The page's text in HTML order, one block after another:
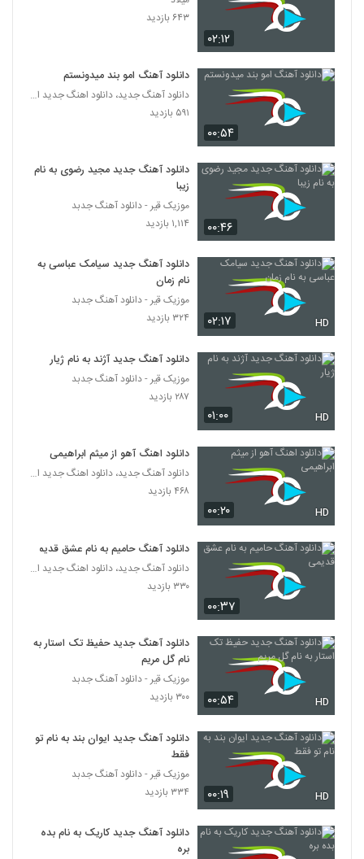
دانلود آهنگ خاتون از امیر موجودی
Shahryar Malek To Age Jam Bodi
آهنگ قایم موشک از شمیم(پاپ)
آهنگ شهرام ستاری بنام ممنونتم
دانلود آهنگ عشق تو از شهرام ستاری
2166
۲۹۷ بازدید
2167
شهرام نیک یار آهنگ تا همیشه (ورژن جدید)
۳۳۱ بازدید
Shahram Mirjalali Shegefta
2169
دانلود آهنگ شهرام معصومیان هنوزم عاشقم
Shahrad Begoo To Ham Mesle Mani
۲۶۵ بازدید
Shahrad Eshghe Paeizi
2172
Khaterat)
۲۶۰ بازدید
2173
دانلود آهنگ شهراد سیستان دلداده
۲۵۷ بازدید
شهرام بهزادپور آهنگ قرعه خوشبختی
۰۲:۱۲
۶۴۳ بازدید
۰۰:۵۴
دانلود آهنگ امو بند میدونستم
دانلود آهنگ جدید، دانلود اهنگ جدید ایرانی
۵۹۱ بازدید
۰۰:۴۶
دانلود آهنگ جدید مجید رضوی به نام
زیبا
موزیک قیر - دانلود آهنگ جدبد
۱,۱۱۴ بازدید
۰۲:۱۷ HD
دانلود آهنگ جدید سیامک عباسی به
نام زمان
موزیک قیر - دانلود آهنگ جدبد
۳۲۴ بازدید
۰۱:۰۰ HD
دانلود آهنگ جدید آژند به نام ژیار
موزیک قیر - دانلود آهنگ جدبد
۲۸۷ بازدید
۰۰:۲۰ HD
دانلود اهنگ آهو از میثم ابراهیمی
دانلود آهنگ جدید، دانلود اهنگ جدید ایرانی
۴۶۸ بازدید
۰۰:۳۷
دانلود آهنگ حامیم به نام عشق قدیمی
دانلود آهنگ جدید، دانلود اهنگ جدید ایرانی
۳۳۰ بازدید
۰۰:۵۴ HD
دانلود آهنگ جدید حفیظ تک استار به
نام گل مریم
موزیک قیر - دانلود آهنگ جدبد
۳۰۰ بازدید
۰۰:۱۹ HD
دانلود آهنگ جدید ایوان بند به نام تو
فقط
موزیک قیر - دانلود آهنگ جدبد
۳۳۴ بازدید
دانلود آهنگ جدید کاریک به نام بده
بره